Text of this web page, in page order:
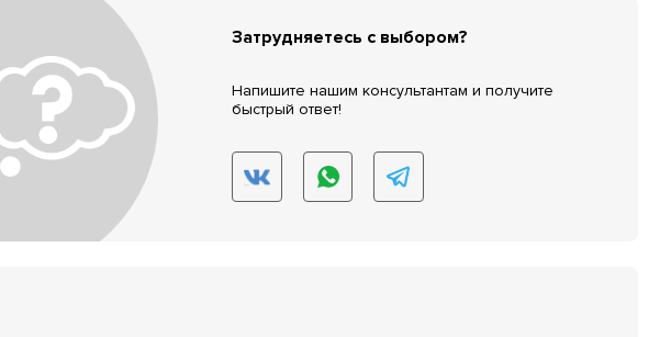
Затрудняетесь с выбором?
Напишите нашим консультантам и получите
быстрый ответ!